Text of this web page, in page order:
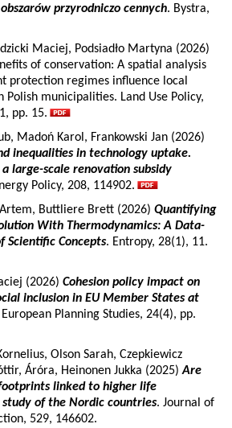
przyrodniczo cennych. Bystra,
Maciej, Podsiadło Martyna (2026)
of conservation: A spatial analysis
protection regimes influence local
Polish municipalities. Land Use Policy,
pp. 15.
Madoń Karol, Frankowski Jan (2026)
inequalities in technology uptake.
large-scale renovation subsidy
Policy, 208, 114902.
Buttliere Brett (2026) Quantifying
With Thermodynamics: A Data-
Scientific Concepts. Entropy, 28(1), 11.
(2026) Cohesion policy impact on
inclusion in EU Member States at
European Planning Studies, 24(4), pp.
Olson Sarah, Czepkiewicz
Áróra, Heinonen Jukka (2025)Are
linked to higher life
study of the Nordic countries. Journal of
529, 146602.